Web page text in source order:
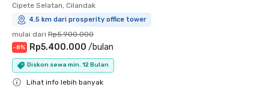
Cipete Selatan, Cilandak
4.5 km dari prosperity office tower
mulai dari Rp5.900.000
-8% Rp5.400.000 /bulan
Diskon sewa min. 12 Bulan
Lihat info lebih banyak